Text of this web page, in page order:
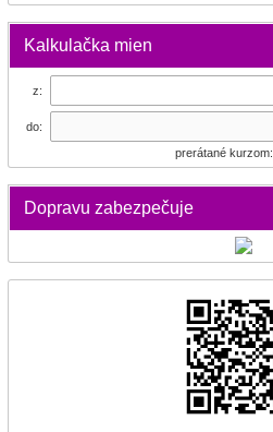
Kalkulačka mien
z:
do:
prerátané kurzom:
Dopravu zabezpečuje